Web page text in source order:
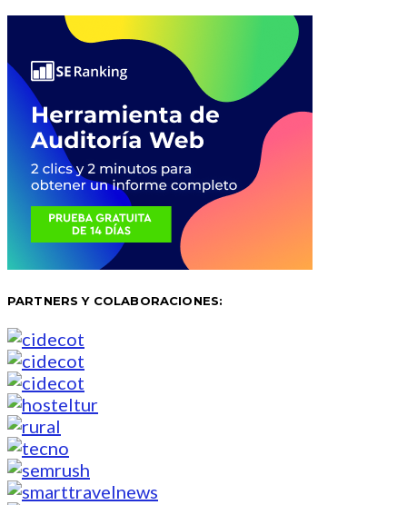
PARTNERS Y COLABORACIONES: